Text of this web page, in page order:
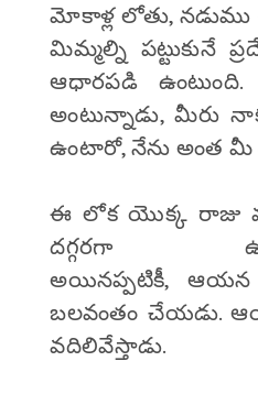
మోకాళ్ల లోతు, నడుము
మిమ్మల్ని పట్టుకునే
ఆధారపడి
అంటున్నాడు, మీరు
ఉంటారో, నేను అంత మీ
ఈ లోక యొక్క రాజు
దగ్గరగా
అయినప్పటికీ,
బలవంతం చేయడు.
వదిలివేస్తాడు.